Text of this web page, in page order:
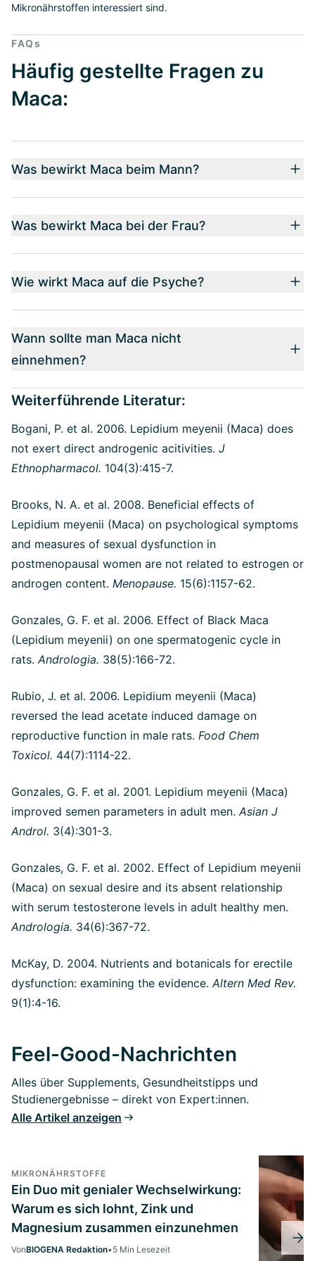
Mikronährstoffen interessiert sind.
FAQs
Häufig gestellte Fragen zu
Maca:
Was bewirkt Maca beim Mann?
Was bewirkt Maca bei der Frau?
Wie wirkt Maca auf die Psyche?
Wann sollte man Maca nicht
einnehmen?
Weiterführende Literatur:
Bogani, P. et al. 2006. Lepidium meyenii (Maca) does
not exert direct androgenic acitivities. J
Ethnopharmacol. 104(3):415-7.
Brooks, N. A. et al. 2008. Beneficial effects of
Lepidium meyenii (Maca) on psychological symptoms
and measures of sexual dysfunction in
postmenopausal women are not related to estrogen or
androgen content. Menopause. 15(6):1157-62.
Gonzales, G. F. et al. 2006. Effect of Black Maca
(Lepidium meyenii) on one spermatogenic cycle in
rats. Andrologia. 38(5):166-72.
Rubio, J. et al. 2006. Lepidium meyenii (Maca)
reversed the lead acetate induced damage on
reproductive function in male rats. Food Chem
Toxicol. 44(7):1114-22.
Gonzales, G. F. et al. 2001. Lepidium meyenii (Maca)
improved semen parameters in adult men. Asian J
Androl. 3(4):301-3.
Gonzales, G. F. et al. 2002. Effect of Lepidium meyenii
(Maca) on sexual desire and its absent relationship
with serum testosterone levels in adult healthy men.
Andrologia. 34(6):367-72.
McKay, D. 2004. Nutrients and botanicals for erectile
dysfunction: examining the evidence. Altern Med Rev.
9(1):4-16.
Feel-Good-Nachrichten
Alles über Supplements, Gesundheitstipps und
Studienergebnisse – direkt von Expert:innen.
Alle Artikel anzeigen
MIKRONÄHRSTOFFE
Ein Duo mit genialer Wechselwirkung:
Warum es sich lohnt, Zink und
Magnesium zusammen einzunehmen
VonBIOGENA Redaktion•5 Min Lesezeit